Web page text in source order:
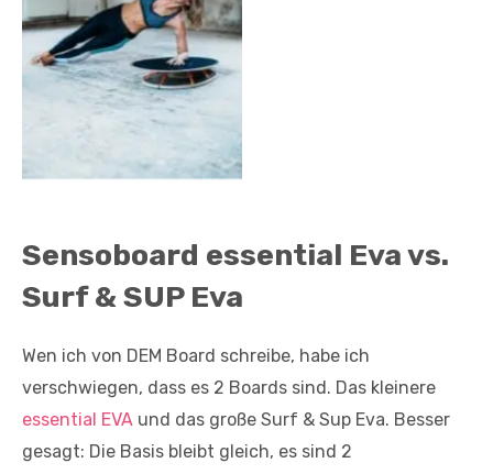
Sensoboard essential Eva vs.
Surf & SUP Eva
Wen ich von DEM Board schreibe, habe ich
verschwiegen, dass es 2 Boards sind. Das kleinere
essential EVA und das große Surf & Sup Eva. Besser
gesagt: Die Basis bleibt gleich, es sind 2